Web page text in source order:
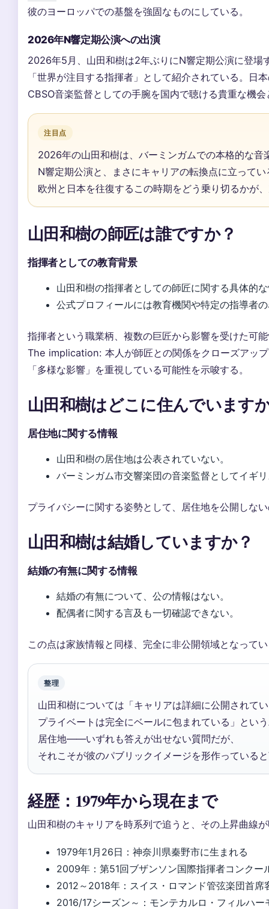
彼のヨーロッパでの基盤を強固なものにしている。
2026年N響定期公演への出演
2026年5月、山田和樹は2年ぶりにN響定期公演に登場
「世界が注目する指揮者」として紹介されている。日
CBSO音楽監督としての手腕を国内で聴ける貴重な機会
注目点
2026年の山田和樹は、バーミンガムでの本格的な
N響定期公演と、まさにキャリアの転換点に立ってい
欧州と日本を往復するこの時期をどう乗り切るかが
山田和樹の師匠は誰ですか？
指揮者としての教育背景
山田和樹の指揮者としての師匠に関する具体的
公式プロフィールには教育機関や特定の指導者
指揮者という職業柄、複数の巨匠から影響を受けた可
The implication: 本人が師匠との関係をクローズアッ
「多様な影響」を重視している可能性を示唆する。
山田和樹はどこに住んでいます
居住地に関する情報
山田和樹の居住地は公表されていない。
バーミンガム市交響楽団の音楽監督としてイギ
プライバシーに関する姿勢として、居住地を公開しな
山田和樹は結婚していますか？
結婚の有無に関する情報
結婚の有無について、公の情報はない。
配偶者に関する言及も一切確認できない。
この点は家族情報と同様、完全に非公開領域となって
整理
山田和樹については「キャリアは詳細に公開されて
プライベートは完全にベールに包まれている」とい
居住地――いずれも答えが出せない質問だが、
それこそが彼のパブリックイメージを形作っている
経歴：1979年から現在まで
山田和樹のキャリアを時系列で追うと、その上昇曲線
1979年1月26日：神奈川県秦野市に生まれる
2009年：第51回ブザンソン国際指揮者コンクー
2012～2018年：スイス・ロマンド管弦楽団首席
2016/17シーズン～：モンテカルロ・フィルハ